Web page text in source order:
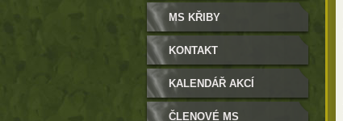
MS KŘIBY
KONTAKT
KALENDÁŘ AKCÍ
ČLENOVÉ MS